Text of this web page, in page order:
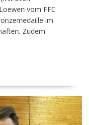
vom FFC
im
Zudem